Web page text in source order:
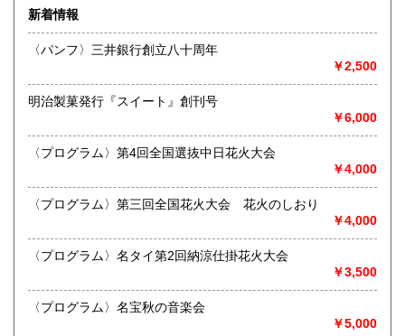
熊本県 300円 大分県 300円
300円
沖縄県 300円
沿線名：名鉄犬山線
最寄駅：江南駅下車
営業時間：10:00〜17:00
書籍の買取について
買取 買取専用フリーダイヤル 0120-006-229 (担当・
井上)
す。
御整理・御売却はお気軽に当店にご相談ください。
お電話、メール等でご連絡次第、即日に参上いたします。古
書買い取り、古本買い取り、大量大歓迎です。
特に古いもの全般(和本、古文書、紙物チラシ、郷土資料、地
図、宗教、芸能、美術、文学、雑誌等)に力を入れておりま
す。
又書画骨董品も別部門で取り扱いしておりますので引越し増
新着情報
〈パンフ〉三井銀行創立八十周年
￥2,500
明治製菓発行『スイート』創刊号
￥6,000
〈プログラム〉第4回全国選抜中日花火大会
￥4,000
〈プログラム〉第三回全国花火大会 花火のしおり
￥4,000
〈プログラム〉名タイ第2回納涼仕掛花火大会
￥3,500
〈プログラム〉名宝秋の音楽会
￥5,000